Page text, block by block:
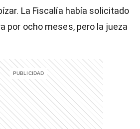
La Fiscalía había solicitado
por ocho meses, pero la jueza